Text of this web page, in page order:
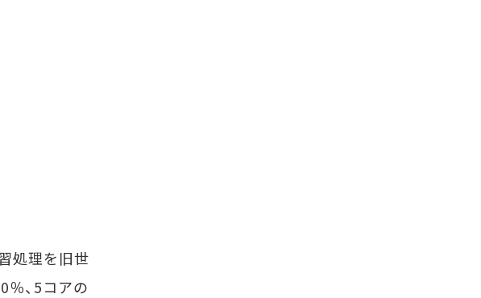
処理を旧世
、5コアの